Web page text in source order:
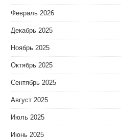
Февраль 2026
Декабрь 2025
Ноябрь 2025
Октябрь 2025
Сентябрь 2025
Август 2025
Июль 2025
Июнь 2025